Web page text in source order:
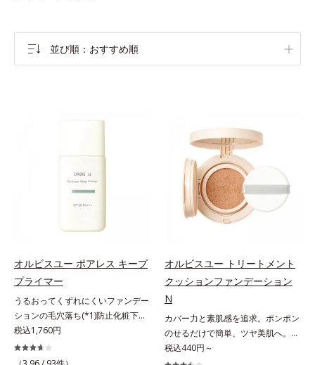
並び順 おすすめ順
オルビスユー ポアレス キープ
プライマー
うるおってくずれにくいファンデー
ションの毛穴落ち(*1)防止化粧下
地。ファンデーションの毛穴落ち
(*1)防止化粧下地です。毛穴
1/10000サイズのマイクロカバー成
税込1,760円
オルビスユー トリートメント
クッションファンデーション
N
カバー力と素肌感を追求。ポンポン
のせるだけで簡単、ツヤ美肌へ。カ
バー力と素肌感を両立する、簡単ツ
ヤ美肌クッションファンデーション
税込440円～